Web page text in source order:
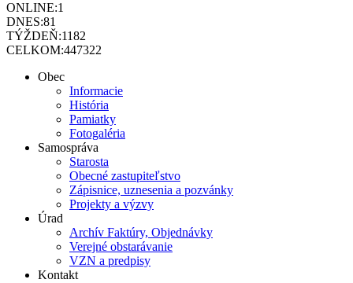
ONLINE:1
DNES:81
TÝŽDEŇ:1182
CELKOM:447322
Obec
Informacie
História
Pamiatky
Fotogaléria
Samospráva
Starosta
Obecné zastupiteľstvo
Zápisnice, uznesenia a pozvánky
Projekty a výzvy
Úrad
Archív Faktúry, Objednávky
Verejné obstarávanie
VZN a predpisy
Kontakt